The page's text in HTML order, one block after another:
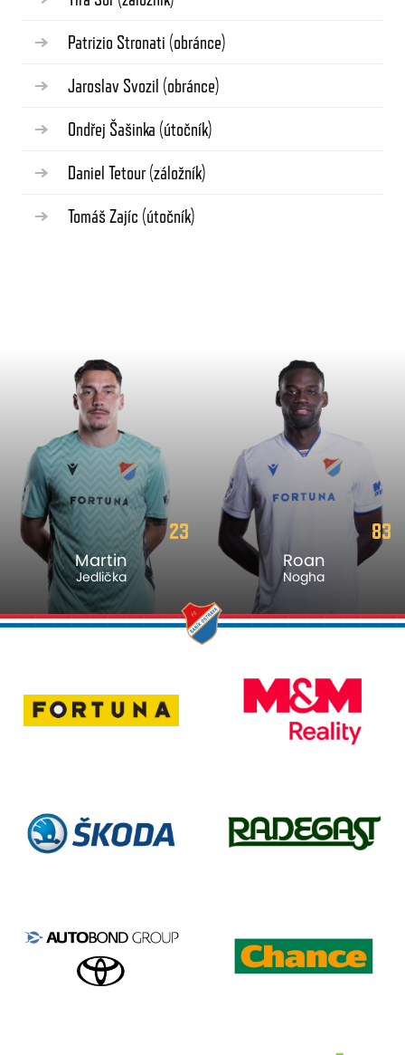
Patrizio Stronati (obránce)
Jaroslav Svozil (obránce)
Ondřej Šašinka (útočník)
Daniel Tetour (záložník)
Tomáš Zajíc (útočník)
23
Martin
Jedlička
83
Roan
Nogha